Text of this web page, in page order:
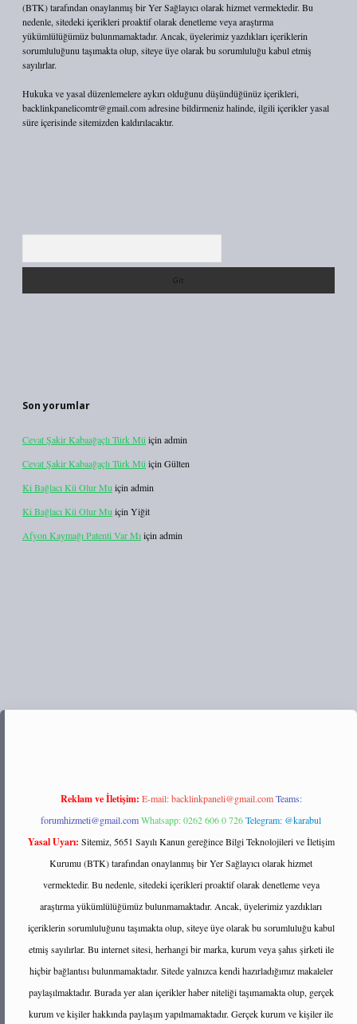
(BTK) tarafından onaylanmış bir Yer Sağlayıcı olarak hizmet vermektedir. Bu
nedenle, sitedeki içerikleri proaktif olarak denetleme veya araştırma
yükümlülüğümüz bulunmamaktadır. Ancak, üyelerimiz yazdıkları içeriklerin
sorumluluğunu taşımakta olup, siteye üye olarak bu sorumluluğu kabul etmiş
sayılırlar.
Hukuka ve yasal düzenlemelere aykırı olduğunu düşündüğünüz içerikleri,
backlinkpanelicomtr@gmail.comadresine bildirmeniz halinde, ilgili içerikler yasal
süre içerisinde sitemizden kaldırılacaktır.
Son yorumlar
Cevat Şakir Kabaağaçlı Türk Mü için admin
Cevat Şakir Kabaağaçlı Türk Mü için Gülten
Ki Bağlacı Kü Olur Mu için admin
Ki Bağlacı Kü Olur Mu için Yiğit
Afyon Kaymağı Patenti Var Mıiçin admin
tulipbett.net/
Reklam ve İletişim: E-mail:backlinkpaneli@gmail.com Teams:
forumhizmeti@gmail.comWhatsapp: 0262 606 0 726Telegram: @karabul
Yasal Uyarı: Sitemiz, 5651 Sayılı Kanun gereğince Bilgi Teknolojileri ve İletişim
Kurumu (BTK) tarafından onaylanmış bir Yer Sağlayıcı olarak hizmet
vermektedir. Bu nedenle, sitedeki içerikleri proaktif olarak denetleme veya
araştırma yükümlülüğümüz bulunmamaktadır. Ancak, üyelerimiz yazdıkları
içeriklerin sorumluluğunu taşımakta olup, siteye üye olarak bu sorumluluğu kabul
etmiş sayılırlar. Bu internet sitesi, herhangi bir marka, kurum veya şahıs şirketi ile
hiçbir bağlantısı bulunmamaktadır. Sitede yalnızca kendi hazırladığımız makaleler
paylaşılmaktadır. Burada yer alan içerikler haber niteliği taşımamakta olup, gerçek
kurum ve kişiler hakkında paylaşım yapılmamaktadır. Gerçek kurum ve kişiler ile